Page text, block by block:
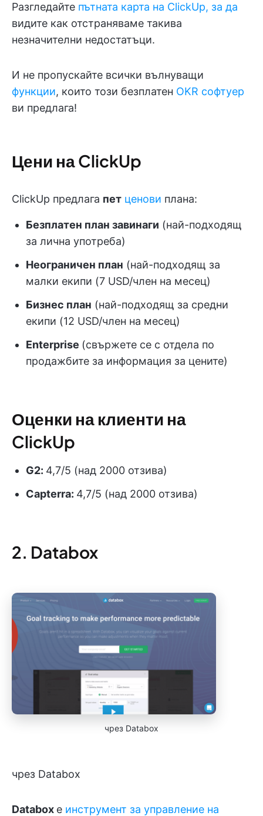
Разгледайте пътната карта на ClickUp, за да
видите как отстраняваме такива
незначителни недостатъци.
И не пропускайте всички вълнуващи
функции, които този безплатен OKR софтуер
ви предлага!
Цени на ClickUp
ClickUp предлага пет ценови плана:
Безплатен план завинаги (най-подходящ
за лична употреба)
Неограничен план (най-подходящ за
малки екипи (7 USD/член на месец)
Бизнес план (най-подходящ за средни
екипи (12 USD/член на месец)
Enterprise (свържете се с отдела по
продажбите за информация за цените)
Оценки на клиенти на
ClickUp
G2: 4,7/5 (над 2000 отзива)
Capterra: 4,7/5 (над 2000 отзива)
2. Databox
чрез Databox
чрез Databox
Databox е инструмент за управление на